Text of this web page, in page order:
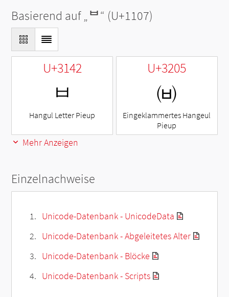
Basierend auf „ᄇ“ (U+1107)
U+3142
ㅂ
Hangul Letter Pieup
U+3205
㈅
Eingeklammertes Hangeul
Pieup
Mehr Anzeigen
Einzelnachweise
Unicode-Datenbank - UnicodeData
Unicode-Datenbank - Abgeleitetes Alter
Unicode-Datenbank - Blöcke
Unicode-Datenbank - Scripts